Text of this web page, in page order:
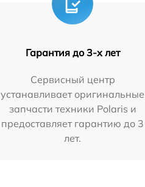
Гарантия до 3-х лет
Сервисный центр
устанавливает оригинальные
запчасти техники Polaris и
предоставляет гарантию до 3
лет.